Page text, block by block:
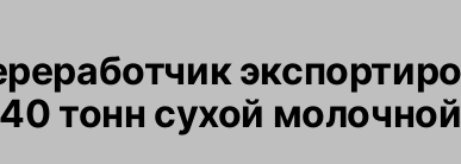
тонн сухой